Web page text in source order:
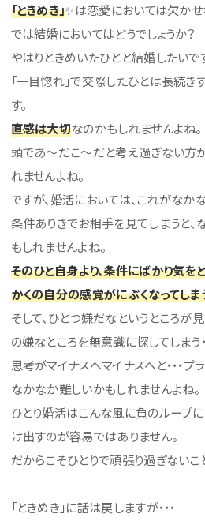
「ときめき」✨は恋愛においては欠かせ
では結婚においてはどうでしょうか？
やはりときめいたひとと結婚したいで
「一目惚れ」で交際したひとは長続き
す。
直感は大切なのかもしれませんよね。
頭であ～だこ～だと考え過ぎない方
れませんよね。
ですが、婚活においては、これがなか
条件ありきでお相手を見てしまうと
もしれませんよね。
そのひと自身より、条件にばかり気を
かくの自分の感覚がにぶくなってしま
そして、ひとつ嫌だなというところが
の嫌なところを無意識に探してしまう・
思考がマイナスへマイナスへと・・・
なかなか難しいかもしれませんよね。
ひとり婚活はこんな風に負のループに
け出すのが容易ではありません。
だからこそひとりで頑張り過ぎないこ
「ときめき」に話は戻しますが・・・